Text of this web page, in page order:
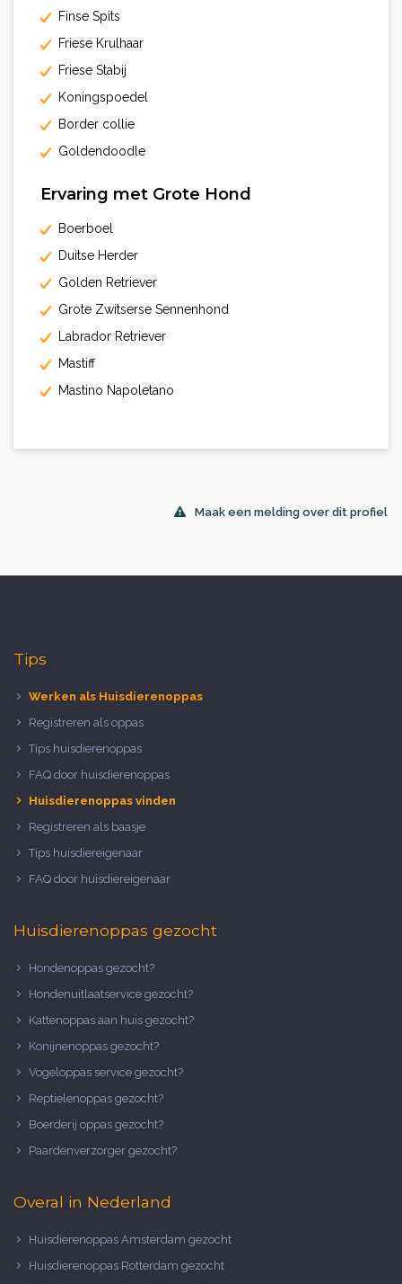
Finse Spits
Friese Krulhaar
Friese Stabij
Koningspoedel
Border collie
Goldendoodle
Ervaring met Grote Hond
Boerboel
Duitse Herder
Golden Retriever
Grote Zwitserse Sennenhond
Labrador Retriever
Mastiff
Mastino Napoletano
Maak een melding over dit profiel
Tips
Werken als Huisdierenoppas
Registreren als oppas
Tips huisdierenoppas
FAQ door huisdierenoppas
Huisdierenoppas vinden
Registreren als baasje
Tips huisdiereigenaar
FAQ door huisdiereigenaar
Huisdierenoppas gezocht
Hondenoppas gezocht?
Hondenuitlaatservice gezocht?
Kattenoppas aan huis gezocht?
Konijnenoppas gezocht?
Vogeloppas service gezocht?
Reptielenoppas gezocht?
Boerderij oppas gezocht?
Paardenverzorger gezocht?
Overal in Nederland
Huisdierenoppas Amsterdam gezocht
Huisdierenoppas Rotterdam gezocht